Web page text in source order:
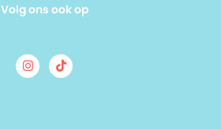
Volg ons ook op